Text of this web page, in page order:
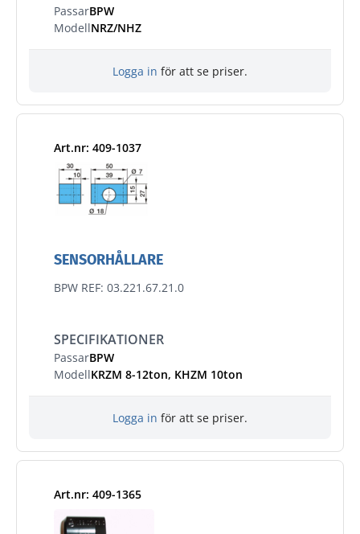
PassarBPW
ModellNRZ/NHZ
Logga in för att se priser.
Art.nr: 409-1037
SENSORHÅLLARE
BPW REF: 03.221.67.21.0
SPECIFIKATIONER
PassarBPW
ModellKRZM 8-12ton, KHZM 10ton
Logga in för att se priser.
Art.nr: 409-1365